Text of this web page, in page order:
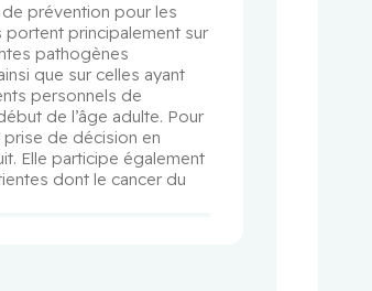
prévention pour les
portent principalement sur
pathogènes
que sur celles ayant
personnels de
de l’âge adulte. Pour
de décision en
Elle participe également
dont le cancer du